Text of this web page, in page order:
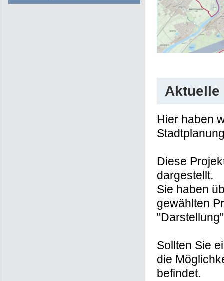
Aktuelle
Hier haben
Diese
dargestellt.
Sie haben
gewählten
Sollten Sie
die
befindet.